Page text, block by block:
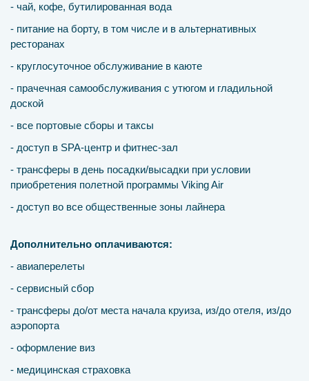
- чай, кофе, бутилированная вода
- питание на борту, в том числе и в альтернативных
ресторанах
- круглосуточное обслуживание в каюте
- прачечная самообслуживания с утюгом и гладильной
доской
- все портовые сборы и таксы
- доступ в SPA-центр и фитнес-зал
- трансферы в день посадки/высадки при условии
приобретения полетной программы Viking Air
- доступ во все общественные зоны лайнера
Дополнительно оплачиваются:
- авиаперелеты
- сервисный сбор
- трансферы до/от места начала круиза, из/до отеля, из/до
аэропорта
- оформление виз
- медицинская страховка